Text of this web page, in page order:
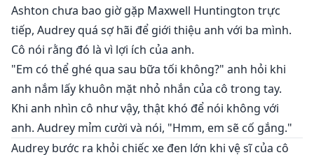
Ashton chưa bao giờ gặp Maxwell Huntington trực
tiếp, Audrey quá sợ hãi để giới thiệu anh với ba mình.
Cô nói rằng đó là vì lợi ích của anh.
"Em có thể ghé qua sau bữa tối không?" anh hỏi khi
anh nắm lấy khuôn mặt nhỏ nhắn của cô trong tay.
Khi anh nhìn cô như vậy, thật khó để nói không với
anh. Audrey mỉm cười và nói, "Hmm, em sẽ cố gắng."
Audrey bước ra khỏi chiếc xe đen lớn khi vệ sĩ của cô